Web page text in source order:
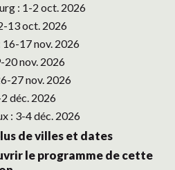
: 1-2 oct. 2026
13 oct. 2026
16-17 nov. 2026
20 nov. 2026
27 nov. 2026
déc. 2026
: 3-4 déc. 2026
de villes et dates
le programme de cette